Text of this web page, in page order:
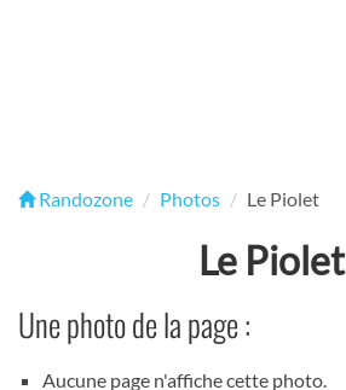
Randozone Photos Le Piolet
Le Piolet
Une photo de la page :
Aucune page n'affiche cette photo.